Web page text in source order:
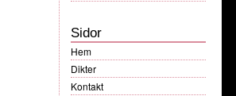
Sidor
Hem
Dikter
Kontakt